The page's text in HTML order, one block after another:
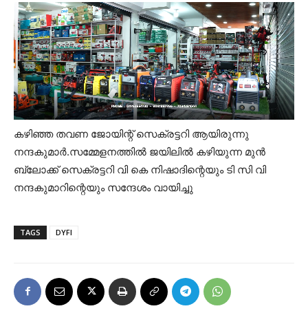
കഴിഞ്ഞ തവണ ജോയിന്റ് സെക്രട്ടറി ആയിരുന്നു
നന്ദകുമാർ.സമ്മേളനത്തിൽ ജയിലിൽ കഴിയുന്ന മുൻ
ബ്ലോക്ക് സെക്രട്ടറി വി കെ നിഷാദിന്റെയും ടി സി വി
നന്ദകുമാറിന്റെയും സന്ദേശം വായിച്ചു
TAGS DYFI